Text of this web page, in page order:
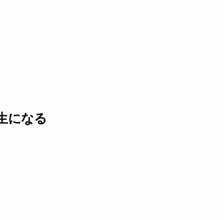
になる